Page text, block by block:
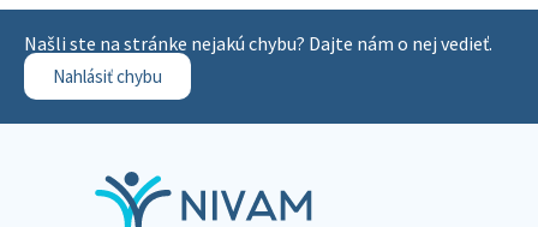
Našli ste na stránke nejakú chybu? Dajte nám o nej vedieť.
Nahlásiť chybu